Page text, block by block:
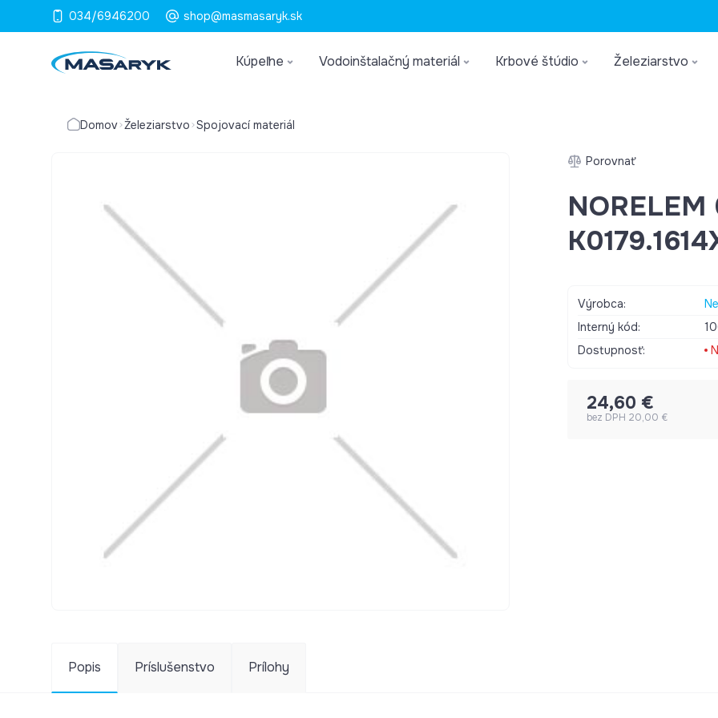
034/6946200 shop@masmasaryk.sk
Kúpeľne Vodoinštalačný materiál Krbové štúdio Železiarstvo
Domov Železiarstvo Spojovací materiál
Porovnať
NORELEM
Výrobca:
Interný kód:
Dostupnosť:
24,60 €
bez DPH 20,00 €
Popis Príslušenstvo Prílohy